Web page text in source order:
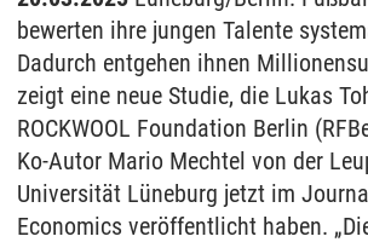
bewerten ihre jungen Talente
Dadurch entgehen ihnen
zeigt eine neue Studie, die Lukas
ROCKWOOL Foundation Berlin
Ko-Autor Mario Mechtel von der
Universität Lüneburg jetzt im
Economics veröffentlicht haben.